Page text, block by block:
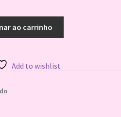
ao carrinho
Add to wishlist